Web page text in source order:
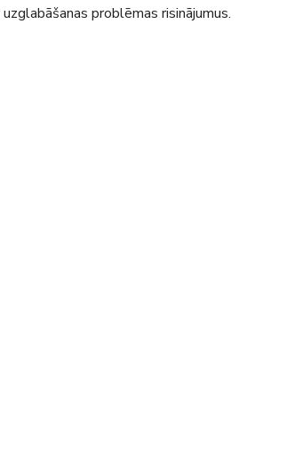
problēmas risinājumus.